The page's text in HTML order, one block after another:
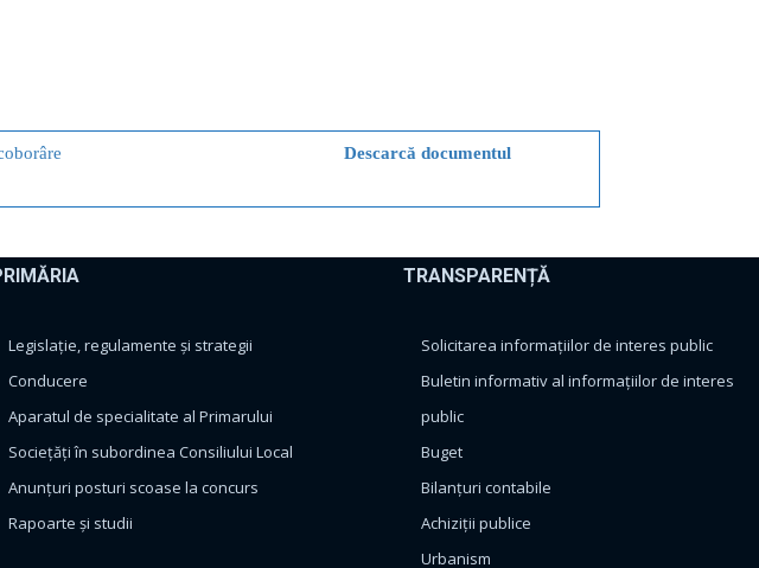
Descarcă documentul
Legislație, regulamente și strategii
Conducere
Aparatul de specialitate al Primarului
Sociețăți în subordinea Consiliului Local
Anunțuri posturi scoase la concurs
Rapoarte și studii
TRANSPARENȚĂ
Solicitarea informațiilor de interes public
Buletin informativ al informațiilor de interes
public
Buget
Bilanțuri contabile
Achiziții publice
Urbanism